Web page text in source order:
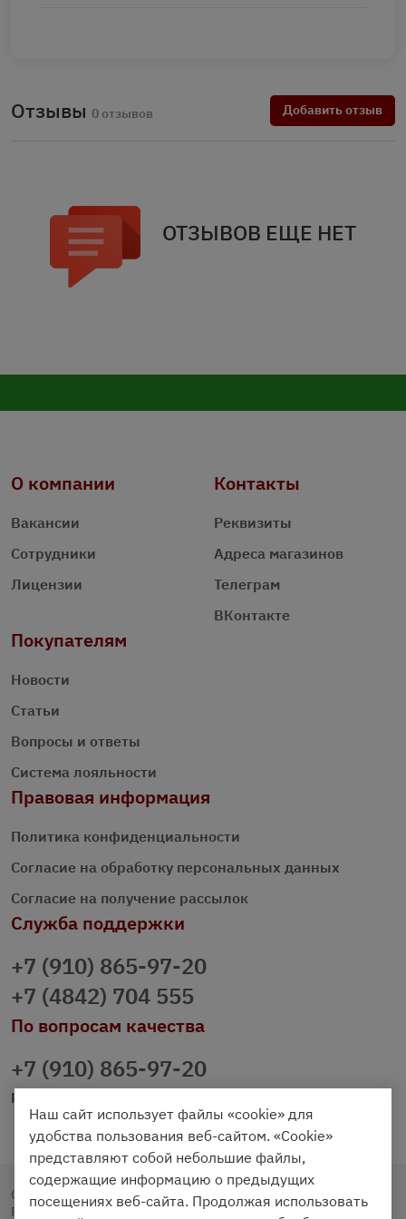
Отзывы 0 отзывов Добавить отзыв
ОТЗЫВОВ ЕЩЕ НЕТ
О компании
Вакансии
Сотрудники
Лицензии
Контакты
Реквизиты
Адреса магазинов
Телеграм
ВКонтакте
Покупателям
Новости
Статьи
Вопросы и ответы
Система лояльности
Правовая информация
Политика конфиденциальности
Согласие на обработку персональных данных
Согласие на получение рассылок
Служба поддержки
+7 (910) 865-97-20
+7 (4842) 704 555
По вопросам качества
+7 (910) 865-97-20
prazdnichniy40@palmi.ru
Copyright © 2020 - 2026. Праздничный Стол.
Разработка и продвижение - Vegas Studio
Наш сайт использует файлы «cookie» для
удобства пользования веб-сайтом. «Cookie»
представляют собой небольшие файлы,
содержащие информацию о предыдущих
посещениях веб-сайта. Продолжая использовать